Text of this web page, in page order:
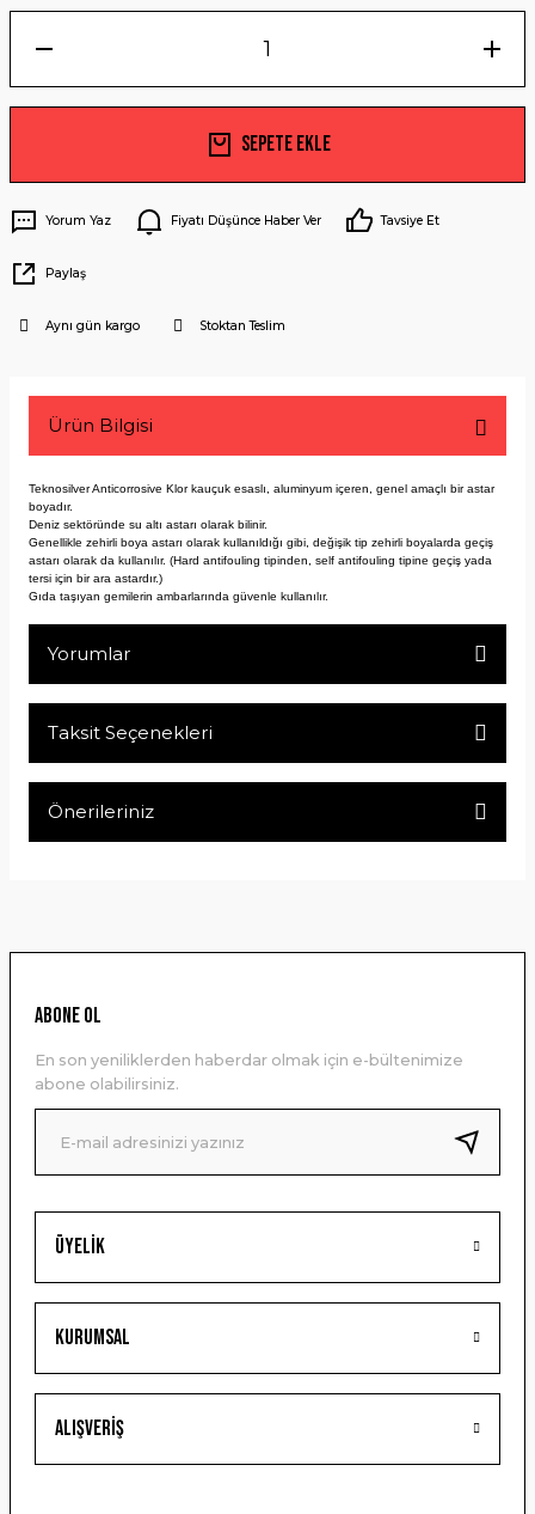
Sepete Ekle
Yorum Yaz Fiyatı Düşünce Haber Ver Tavsiye Et
Paylaş
Aynı gün kargo Stoktan Teslim
Ürün Bilgisi
Teknosilver Anticorrosive Klor kauçuk esaslı, aluminyum içeren, genel amaçlı bir astar
boyadır.
Deniz sektöründe su altı astarı olarak bilinir.
Genellikle zehirli boya astarı olarak kullanıldığı gibi, değişik tip zehirli boyalarda geçiş
astarı olarak da kullanılır. (Hard antifouling tipinden, self antifouling tipine geçiş yada
tersi için bir ara astardır.)
Gıda taşıyan gemilerin ambarlarında güvenle kullanılır.
Yorumlar
Taksit Seçenekleri
Önerileriniz
Ürün resmi kalitesiz, bozuk veya görüntülenemiyor.
Ürün bilgilerinde hatalar bulunuyor.
Ürün fiyatı diğer sitelerden daha pahalı.
Bu ürüne benzer farklı alternatifler olmalı.
Gönder
Üyelik
Kurumsal
Alışveriş
ABONE OL
En son yeniliklerden haberdar olmak için e-bültenimize
abone olabilirsiniz.